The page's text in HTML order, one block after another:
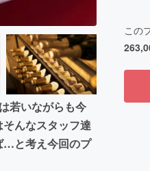
若いながらも今
んなスタッフ達
…と考え今回のプ
この